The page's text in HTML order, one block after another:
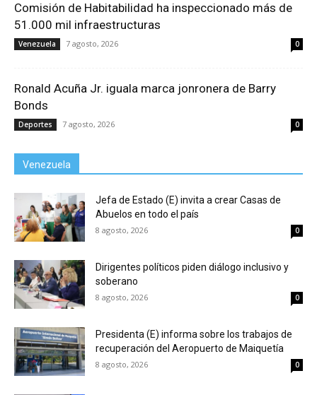
Comisión de Habitabilidad ha inspeccionado más de
51.000 mil infraestructuras
Venezuela 7 agosto, 2026 0
Ronald Acuña Jr. iguala marca jonronera de Barry
Bonds
Deportes 7 agosto, 2026 0
Venezuela
Jefa de Estado (E) invita a crear Casas de
Abuelos en todo el país
8 agosto, 2026 0
Dirigentes políticos piden diálogo inclusivo y
soberano
8 agosto, 2026 0
Presidenta (E) informa sobre los trabajos de
recuperación del Aeropuerto de Maiquetía
8 agosto, 2026 0